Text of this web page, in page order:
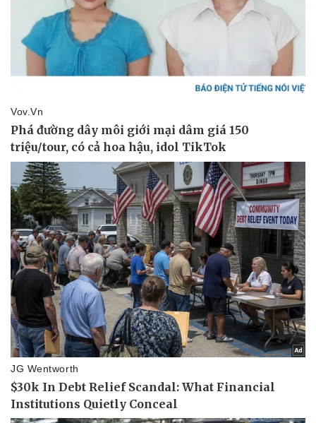
Tư vấn luật
Phân tích